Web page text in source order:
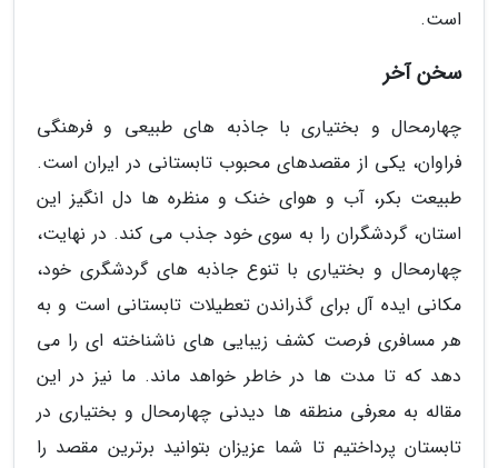
است.
سخن آخر
چهارمحال و بختیاری با جاذبه های طبیعی و فرهنگی
فراوان، یکی از مقصدهای محبوب تابستانی در ایران است.
طبیعت بکر، آب و هوای خنک و منظره ها دل انگیز این
استان، گردشگران را به سوی خود جذب می کند. در نهایت،
چهارمحال و بختیاری با تنوع جاذبه های گردشگری خود،
مکانی ایده آل برای گذراندن تعطیلات تابستانی است و به
هر مسافری فرصت کشف زیبایی های ناشناخته ای را می
دهد که تا مدت ها در خاطر خواهد ماند. ما نیز در این
مقاله به معرفی منطقه ها دیدنی چهارمحال و بختیاری در
تابستان پرداختیم تا شما عزیزان بتوانید برترین مقصد را